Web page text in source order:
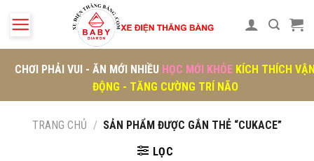
CHƠI PHẢI VUI - ĂN MỚI NHIỀU HỌC MỚI KHỎE KÍCH THÍCH
ĐỘNG - TĂNG CƯỜNG TRÍ NÃO
TRANG CHỦ / SẢN PHẨM ĐƯỢC GẮN THẺ “CUKACE”
LỌC